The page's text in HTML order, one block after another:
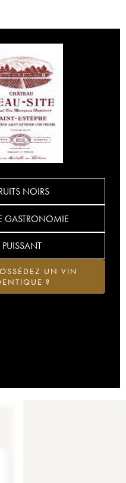
NOIRS
GASTRONOMIE
PUISSANT
UN VIN
?